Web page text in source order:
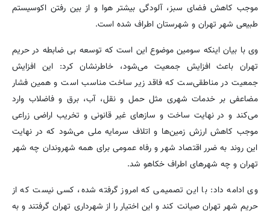
موجب کاهش فضای سبز، آلودگی بیشتر هوا و از بین رفتن اکوسیستم
طبیعی شهر تهران و شهرستان اطراف شده است.
وی با بیان اینکه سومین موضوع این است که توسعه بی ضابطه در حریم
تهران باعث افزایش جمعیت می‌شود، خاطرنشان کرد: این افزایش
جمعیت در مناطقی‌ست که فاقد زیر ساخت مناسب است و همین فشار
مضاعفی بر خدمات شهری مثل حمل و نقل، آب، برق و فاضلاب وارد
می‌کند و در نهایت ساخت و سازهای غیر قانونی و تخریب اراضی زراعی
موجب کاهش ارزش زمین‌ها و اتلاف سرمایه ملی می‌شود که در نهایت
این روند به ضرر اقتصاد شهر و رفاه عمومی برای همه شهروندان چه شهر
تهران و چه شهرهای اطراف خکاهو شد.
وی ادامه داد: با این تصمیمی که امروز گرفته شده، کسی نیست که از
حریم شهر تهران صیانت کند و این اختیار را از شهرداری تهران گرفتند و به